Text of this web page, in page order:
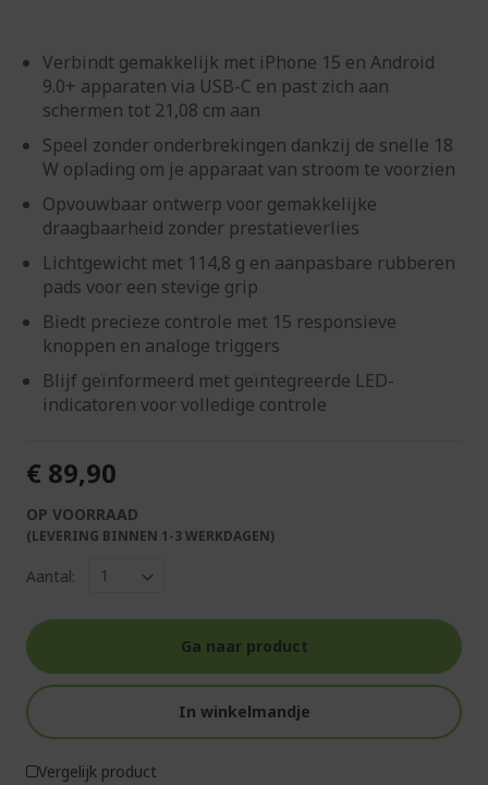
Verbindt gemakkelijk met iPhone 15 en Android
9.0+ apparaten via USB-C en past zich aan
schermen tot 21,08 cm aan
Speel zonder onderbrekingen dankzij de snelle 18
W oplading om je apparaat van stroom te voorzien
Opvouwbaar ontwerp voor gemakkelijke
draagbaarheid zonder prestatieverlies
Lichtgewicht met 114,8 g en aanpasbare rubberen
pads voor een stevige grip
Biedt precieze controle met 15 responsieve
knoppen en analoge triggers
Blijf geïnformeerd met geïntegreerde LED-
indicatoren voor volledige controle
€ 89,90
OP VOORRAAD
(LEVERING BINNEN 1-3 WERKDAGEN)
Aantal:
Ga naar product
In winkelmandje
Vergelijk product